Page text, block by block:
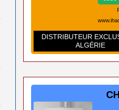
DISTRIBUTEUR
ALGÉRIE